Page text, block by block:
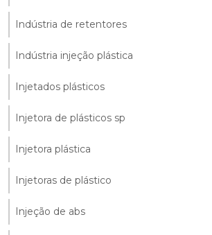
Indústria de retentores
Indústria injeção plástica
Injetados plásticos
Injetora de plásticos sp
Injetora plástica
Injetoras de plástico
Injeção de abs